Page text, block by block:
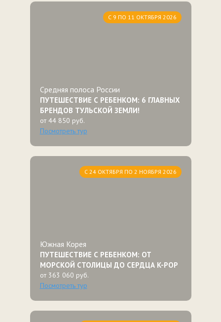
С 9 ПО 11 ОКТЯБРЯ 2026
Средняя полоса России
ПУТЕШЕСТВИЕ С РЕБЕНКОМ: 6 ГЛАВНЫХ
БРЕНДОВ ТУЛЬСКОЙ ЗЕМЛИ!
от 44 850 руб.
Посмотреть тур
С 24 ОКТЯБРЯ ПО 2 НОЯБРЯ 2026
Южная Корея
ПУТЕШЕСТВИЕ С РЕБЕНКОМ: ОТ
МОРСКОЙ СТОЛИЦЫ ДО СЕРДЦА K-POP
от 363 060 руб.
Посмотреть тур